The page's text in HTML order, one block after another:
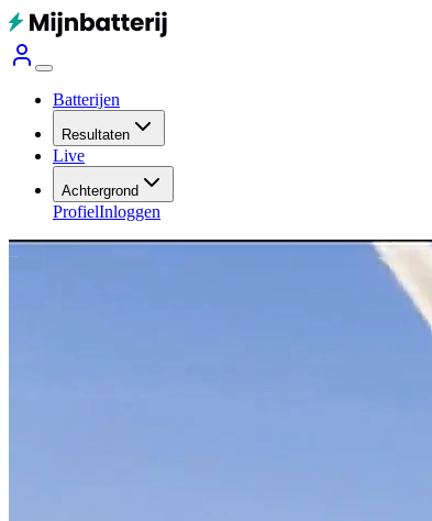
Batterijen
Resultaten
Live
Achtergrond
ProfielInloggen